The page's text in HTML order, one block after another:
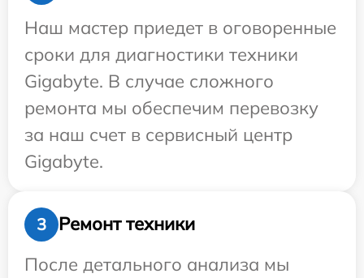
Наш мастер приедет в оговоренные
сроки для диагностики техники
Gigabyte. В случае сложного
ремонта мы обеспечим перевозку
за наш счет в сервисный центр
Gigabyte.
3
Ремонт техники
После детального анализа мы